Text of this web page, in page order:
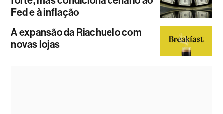
Fed e à inflação
A expansão da Riachuelo com
novas lojas